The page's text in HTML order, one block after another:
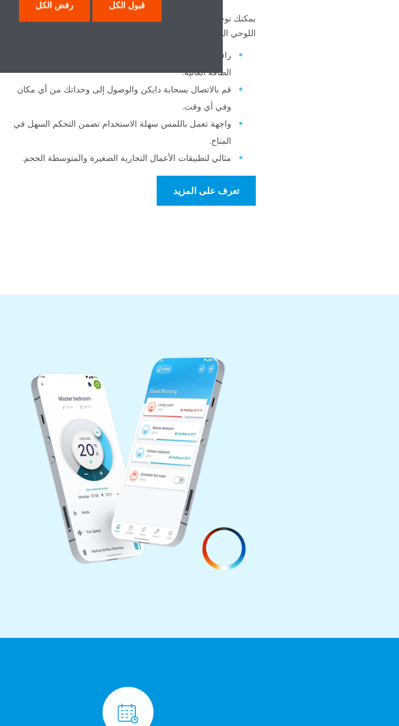
يمكنك توحيد التحكم في مناطق المناخ المختلفة عن طريق ربط جهازك
اللوحي الذكي بسحابة دايكن.
راقب عدة مواقع في نفس الوقت وقم بمقارنتها للحد من استهلاك
الطاقة العالية.
قم بالاتصال بسحابة دايكن والوصول إلى وحداتك من أي مكان
وفي أي وقت.
واجهة تعمل باللمس سهلة الاستخدام تضمن التحكم السهل في
المناخ.
مثالي لتطبيقات الأعمال التجارية الصغيرة والمتوسطة الحجم.
تعرف على المزيد
قبول الكل رفض الكل